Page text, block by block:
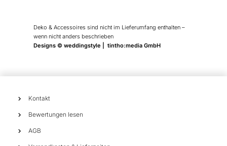
Deko & Accessoires sind nicht im Lieferumfang enthalten –
wenn nicht anders beschrieben
Designs © weddingstyle | tintho:media GmbH
Kontakt
Bewertungen lesen
AGB